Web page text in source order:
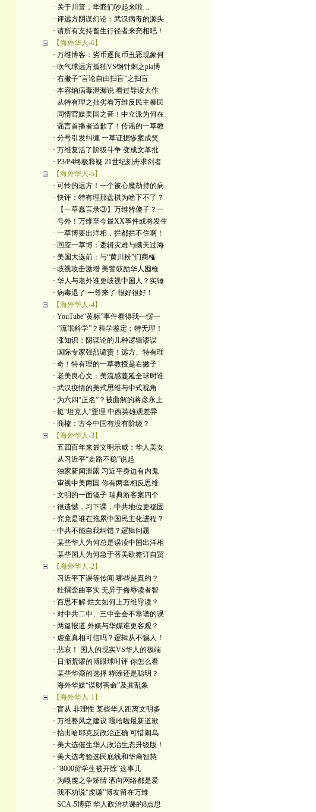
· 关于川普，华裔们吵起来啦…
· 评远方阴谋幻论：武汉病毒的源头
· 请所有支持畜生行径者来亮相吧！
【海外华人-6】
· 万维博客：劣币逐良币丑恶现象何
· 吹气球远方孤独VS钢针刺之pia博
· 右撇子“言论自由扫盲”之扫盲
· 本容纳病毒泄漏说 看过导读大作
· 从特有理之拙劣看万维反民主暴民
· 同情官媒美国之音！中立派为何在
· 谣言首播者道歉了！传谣的一草教
· 分号引发纠缠 一草证据惨案成笑
· 万维复活了阶级斗争 变成文革批
· P3/P4终极释疑 21世纪刻舟求剑者
【海外华人-5】
· 可怜的远方！一个被心魔劫持的病
· 快评：特有理那盘棋为啥下不了？
· 【一草蠢言录③】万维皆傻子？一
· 号外！万维至今最XX事件或将发生
· 一草博要出洋相，拦都拦不住啊！
· 回应一草博：逻辑灾难与瞒天过海
· 美国大选前：与“黄川粉”们商榷
· 歧视攻击激增 美警鼓励华人囤枪
· 华人与老外谁更歧视中国人？实锤
· 病毒退了 一尊来了 很好很好！
【海外华人-4】
· YouTube“黄标”事件看得我一愣一
· “流氓科学”？科学鉴定：特无理！
· 涨知识：阴谋论的几种逻辑谬误
· 国际专家强烈谴责！远方、特有理
· 奇！特有理的一草教授是右撇子
· 老美良心文：美流感蔓延全球时谁
· 武汉疫情的美式思维与中式视角
· 为六四“正名”？被曲解的蒋彦永上
· 挺“坦克人”歪理 中西英雄观差异
· 商榷：古今中国有没有阶级？
【海外华人-3】
· 五四百年来最文明示威：华人美女
· 从习近平“走路不稳”说起
· 独家新闻泄露 习近平身边有内鬼
· 审视中美两国 你有两套相反思维
· 文明的一面镜子 瑞典游客案四个
· 很遗憾，习下课，中共地位更稳固
· 究竟是谁在拖累中国民主化进程？
· 中共不能自我纠错？逻辑问题
· 某些华人为何总是误读中国出洋相
· 某些国人为何急于替美欧签订自贸
【海外华人-2】
· 习近平下课等传闻 哪些是真的？
· 杜撰歪曲事实 无异于侮辱读者智
· 百思不解 烂文如何上万维导读？
· 对中共二中、三中全会不靠谱的误
· 两篇报道 外媒与华媒谁更客观？
· 虐童真相可信吗？逻辑从不骗人！
· 悲哀！ 国人的现实VS华人的极端
· 日渐荒谬的博眼球时评 你怎么看
· 某些华裔的选择 糊涂还是聪明？
· 海外华媒“谋财害命”及其乱象
【海外华人-1】
· 盲从 非理性 某些华人距离文明多
· 万维整风之建议 嘎哈啦最新道歉
· 抬出哈耶克反政治正确 可惜闹乌
· 美大选催生华人政治生态升级版！
· 美大选考验选民底线和华裔智慧
· “8000留学生被开除”这事儿
· 为嘎虔之争矫情 洒向网络都是爱
· 我不劝说“虔谦”博友留在万维
· SCA-5博弈 华人政治功课的8点思